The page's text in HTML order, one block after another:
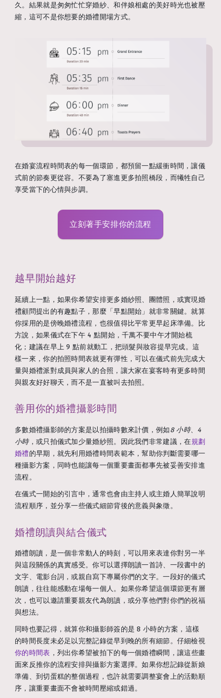
久。結果就是匆匆忙忙穿婚紗、和伴娘相處的美好時光也被壓
縮，這可不是你想要的婚禮開場方式。
在婚宴流程時間表的每一個環節，都預留一點緩衝時間，讓儀
式前的節奏更從容。不要為了塞進更多拍照橋段，而犧牲自己
享受當下的心情與步調。
立刻著手安排你的流程
越早開始越好
延續上一點，如果你希望安排更多婚紗照、團體照，或實現婚
禮顧問提出的有趣點子，那麼「早點開始」就非常關鍵。就算
你採用的是傍晚婚禮流程，也很值得比平常更早起床準備。比
方說，如果儀式在下午 4 點開始，千萬不要中午才開始梳
化；建議在早上 9 點前就動工，把頭髮與妝容提早完成。這
樣一來，你的拍照時間表就更有彈性，可以在儀式前先完成大
量與婚禮派對成員與家人的合照，讓大家在宴客時有更多時間
與親友好好聊天，而不是一直被叫去拍照。
善用你的婚禮攝影時間
多數婚禮攝影師的方案是以拍攝時數來計價，例如8 小時、 4
小時，或只拍儀式加少量婚紗照。因此我們非常建議，在規劃
婚禮的早期，就先利用婚禮時間表範本，幫助你判斷需要哪一
種攝影方案，同時也能讓每一個重要畫面都事先被妥善安排進
流程。
在儀式一開始的引言中，通常也會由主持人或主婚人簡單說明
流程順序，並分享一些儀式細節背後的意義與象徵。
婚禮朗讀與結合儀式
婚禮朗讀，是一個非常動人的時刻，可以用來表達你對另一半
與這段關係的真實感受。你可以選擇朗讀一首詩、一段書中的
文字、電影台詞，或親自寫下專屬你們的文字。一段好的儀式
朗讀，往往能感動在場每一個人。如果你希望這個環節更有層
次，也可以邀請重要親友代為朗讀，或分享他們對你們的祝福
與想法。
同時也要記得，就算你和攝影師簽的是 8 小時的方案，這樣
的時間長度未必足以完整記錄從早到晚的所有細節。仔細檢視
你的時間表 ，列出你希望被拍下的每一個婚禮瞬間，讓這些畫
面來反推你的流程安排與攝影方案選擇。如果你想記錄從新娘
準備、到切蛋糕的整個過程，也許就需要調整宴會上的活動順
序，讓重要畫面不會被時間壓縮或錯過。